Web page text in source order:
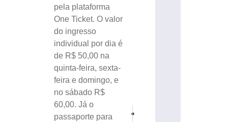
pela plataforma
One Ticket. O valor
do ingresso
individual por dia é
de R$ 50,00 na
quinta-feira, sexta-
feira e domingo, e
no sábado R$
60,00. Já o
passaporte para